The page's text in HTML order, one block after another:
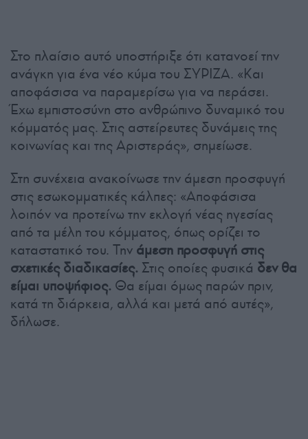
Στο πλαίσιο αυτό υποστήριξε ότι κατανοεί την
ανάγκη για ένα νέο κύμα του ΣΥΡΙΖΑ. «Και
αποφάσισα να παραμερίσω για να περάσει.
Έχω εμπιστοσύνη στο ανθρώπινο δυναμικό του
κόμματός μας. Στις αστείρευτες δυνάμεις της
κοινωνίας και της Αριστεράς», σημείωσε.
Στη συνέχεια ανακοίνωσε την άμεση προσφυγή
στις εσωκομματικές κάλπες: «Αποφάσισα
λοιπόν να προτείνω την εκλογή νέας ηγεσίας
από τα μέλη του κόμματος, όπως ορίζει το
καταστατικό του. Την άμεση προσφυγή στις
σχετικές διαδικασίες. Στις οποίες φυσικά δεν θα
είμαι υποψήφιος. Θα είμαι όμως παρών πριν,
κατά τη διάρκεια, αλλά και μετά από αυτές»,
δήλωσε.